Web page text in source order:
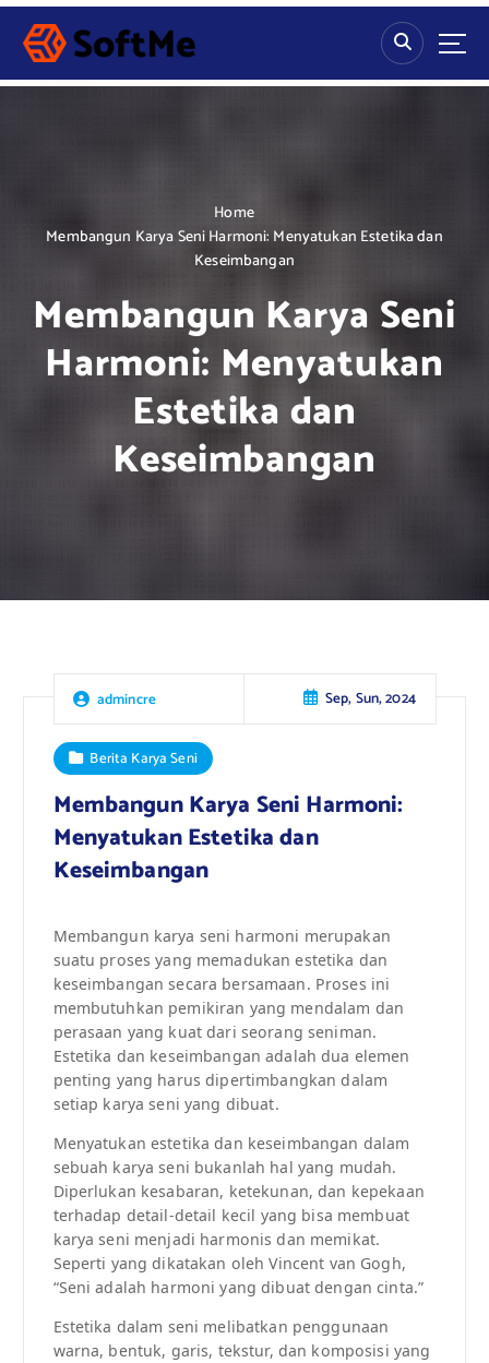
S
p
Home
Membangun Karya Seni Harmoni: Menyatukan Estetika dan
Keseimbangan
Membangun Karya Seni
Harmoni: Menyatukan
Estetika dan
Keseimbangan
admincre Sep, Sun, 2024
Berita Karya Seni
Membangun Karya Seni Harmoni:
Menyatukan Estetika dan
Keseimbangan
Membangun karya seni harmoni merupakan
suatu proses yang memadukan estetika dan
keseimbangan secara bersamaan. Proses ini
membutuhkan pemikiran yang mendalam dan
perasaan yang kuat dari seorang seniman.
Estetika dan keseimbangan adalah dua elemen
penting yang harus dipertimbangkan dalam
setiap karya seni yang dibuat.
Menyatukan estetika dan keseimbangan dalam
sebuah karya seni bukanlah hal yang mudah.
Diperlukan kesabaran, ketekunan, dan kepekaan
terhadap detail-detail kecil yang bisa membuat
karya seni menjadi harmonis dan memikat.
Seperti yang dikatakan oleh Vincent van Gogh,
“Seni adalah harmoni yang dibuat dengan cinta.”
Estetika dalam seni melibatkan penggunaan
warna, bentuk, garis, tekstur, dan komposisi yang